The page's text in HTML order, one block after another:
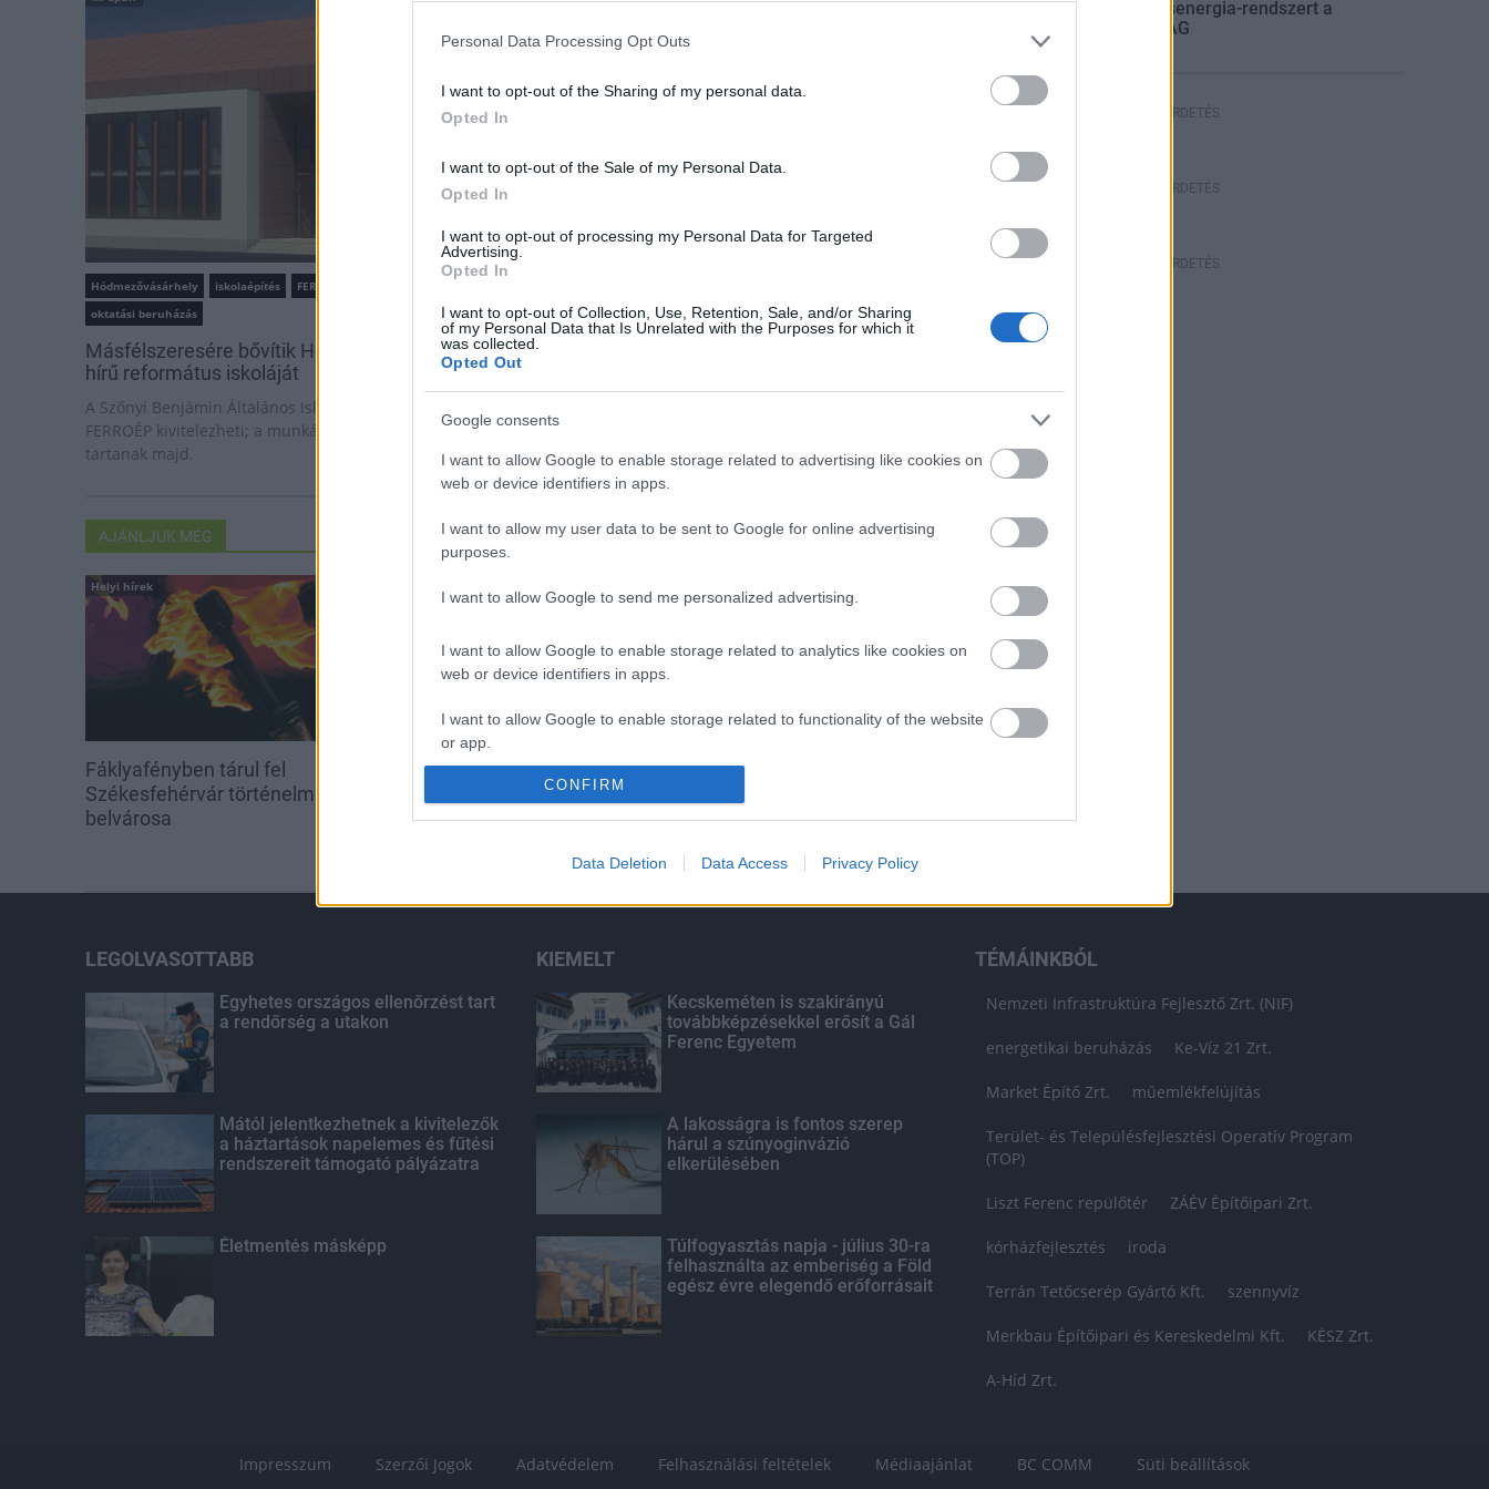
Personal Data Processing Opt Outs
I want to opt-out of the Sharing of my personal data.
Opted In
I want to opt-out of the Sale of my Personal Data.
Opted In
I want to opt-out of processing my Personal Data for Targeted
Advertising.
Opted In
I want to opt-out of Collection, Use, Retention, Sale, and/or Sharing
of my Personal Data that Is Unrelated with the Purposes for which it
was collected.
Opted Out
Google consents
I want to allow Google to enable storage related to advertising like cookies on
web or device identifiers in apps.
I want to allow my user data to be sent to Google for online advertising
purposes.
I want to allow Google to send me personalized advertising.
I want to allow Google to enable storage related to analytics like cookies on
web or device identifiers in apps.
I want to allow Google to enable storage related to functionality of the website
or app.
I want to allow Google to enable storage related to personalization.
authentication functionality and fraud prevention, and other user protection.
CONFIRM
Data Deletion Data Access Privacy Policy
Hódmezővásárhely iskolaépítés
FERROÉP Zrt.
oktatási beruházás
Másfélszeresére bővítik Hódmezővásárhely jó
hírű református iskoláját
A Szőnyi Benjámin Általános Iskola fejlesztését a
FERROÉP kivitelezheti; a munkák csaknem egy évig
tartanak majd.
árnyékában?
Elkészült a Liszt Ferenc repülőtér
AJÁNLJUK MÉG
Helyi hírek
Fáklyafényben tárul fel
Székesfehérvár történelmi
belvárosa
Újabb településekkel lépett
előre a tizennégy megyére
kiterjedő állomásfelújítási
Harmonia Albensis: négy nyári
Székesfehérvár templomait
villamosenergia-rendszert a
STRABAG
HIRDETÉS
HIRDETÉS
HIRDETÉS
LEGOLVASOTTABB
Egyhetes országos ellenőrzést tart
a rendőrség a utakon
Mától jelentkezhetnek a kivitelezők
a háztartások napelemes és fűtési
rendszereit támogató pályázatra
Életmentés másképp
KIEMELT
Kecskeméten is szakirányú
továbbképzésekkel erősít a Gál
Ferenc Egyetem
A lakosságra is fontos szerep
hárul a szúnyoginvázió
elkerülésében
Túlfogyasztás napja - július 30-ra
felhasználta az emberiség a Föld
egész évre elegendő erőforrásait
TÉMÁINKBÓL
Nemzeti Infrastruktúra Fejlesztő Zrt. (NIF)
energetikai beruházás Ke-Víz 21 Zrt.
Market Építő Zrt. műemlékfelújítás
Terület- és Településfejlesztési Operatív Program
(TOP)
Liszt Ferenc repülőtér ZÁÉV Építőipari Zrt.
kórházfejlesztés iroda
Terrán Tetőcserép Gyártó Kft. szennyvíz
Merkbau Építőipari és Kereskedelmi Kft. KÉSZ Zrt.
A-Híd Zrt.
Impresszum Szerzői Jogok Adatvédelem Felhasználási feltételek Médiaajánlat BC COMM
Süti beállítások